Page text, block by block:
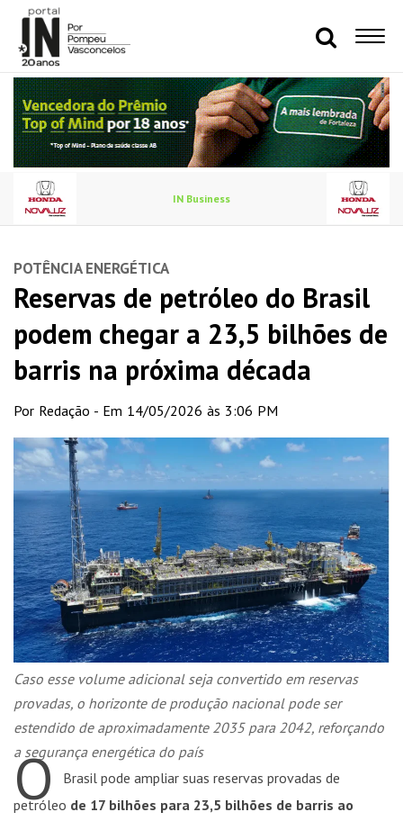
IN Business
POTÊNCIA ENERGÉTICA
Reservas de petróleo do Brasil
podem chegar a 23,5 bilhões de
barris na próxima década
Por Redação - Em 14/05/2026 às 3:06 PM
Caso esse volume adicional seja convertido em reservas
provadas, o horizonte de produção nacional pode ser
estendido de aproximadamente 2035 para 2042, reforçando
a segurança energética do país
O Brasil pode ampliar suas reservas provadas de
petróleo de 17 bilhões para 23,5 bilhões de barris ao